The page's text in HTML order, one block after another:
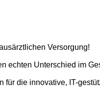
Versorgung!
echten Unterschied im
für die innovative, IT-